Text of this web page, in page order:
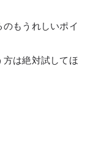
もうれしいポイ
方は絶対試してほ